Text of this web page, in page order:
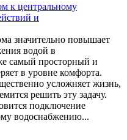
к центральному
и
значительно повышает
водой в
самый просторный и
в уровне комфорта.
усложняет жизнь,
решить эту задачу.
подключение
водоснабжению...